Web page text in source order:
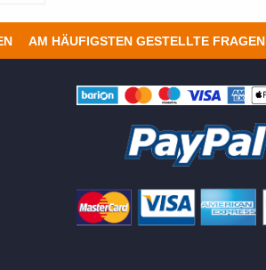
AM HÄUFIGSTEN GESTELLTE FRAGEN